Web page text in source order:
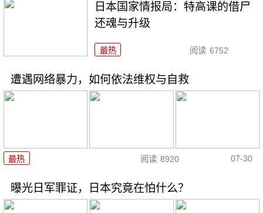
日本国家情报局：特高课的借尸
还魂与升级
最热 阅读 6752
遭遇网络暴力，如何依法维权与自救
最热 阅读 8920 07-30
曝光日军罪证，日本究竟在怕什么？